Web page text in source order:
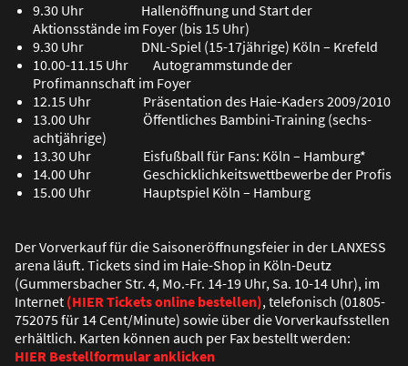
9.30 Uhr Hallenöffnung und Start der
Aktionsstände im Foyer (bis 15 Uhr)
9.30 Uhr DNL-Spiel (15-17jährige) Köln – Krefeld
10.00-11.15 Uhr Autogrammstunde der
Profimannschaft im Foyer
12.15 Uhr Präsentation des Haie-Kaders 2009/2010
13.00 Uhr Öffentliches Bambini-Training (sechs-
achtjährige)
13.30 Uhr Eisfußball für Fans: Köln – Hamburg*
14.00 Uhr Geschicklichkeitswettbewerbe der Profis
15.00 Uhr Hauptspiel Köln – Hamburg
Der Vorverkauf für die Saisoneröffnungsfeier in der LANXESS
arena läuft. Tickets sind im Haie-Shop in Köln-Deutz
(Gummersbacher Str. 4, Mo.-Fr. 14-19 Uhr, Sa. 10-14 Uhr), im
Internet (HIER Tickets online bestellen), telefonisch (01805-
752075 für 14 Cent/Minute) sowie über die Vorverkaufsstellen
erhältlich. Karten können auch per Fax bestellt werden:
HIER Bestellformular anklicken